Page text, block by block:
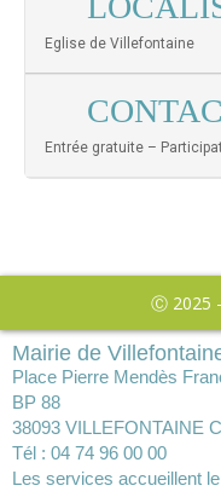
Eglise de Villefontaine
Entrée gratuite –
Ⓒ 2025
Mairie de
Place Pierre Mendès
BP 88
38093 VILLEFONTAINE
Tél : 04 74 96 00 00
Les services accueillent